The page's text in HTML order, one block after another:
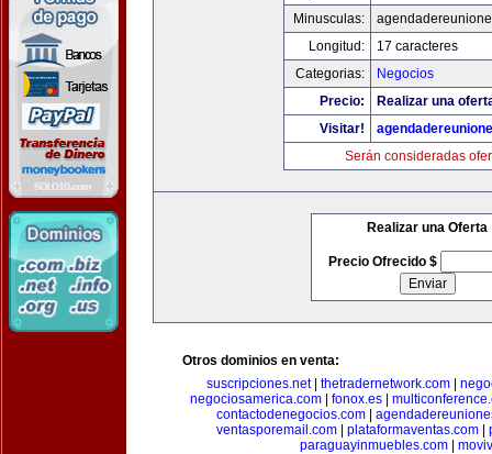
Minusculas:
Longitud:
17 caracteres
Categorias:
Negocios
Precio:
Realizar una
Visitar!
Serán consideradas
Realizar una Oferta
Precio Ofrecido $
Otros dominios en venta:
suscripciones.net| thetradernetwork.com|
negociosamerica.com| fonox.es|
contactodenegocios.com|
ventasporemail.com| plataformaventas.com|
paraguayinmuebles.com